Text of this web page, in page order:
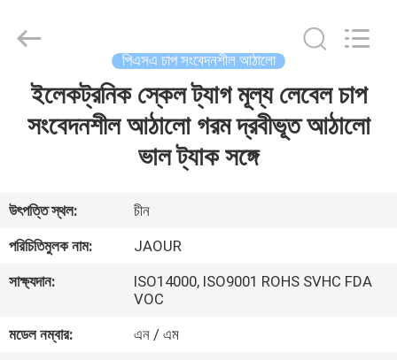
বাড়ি
আমাদের
সম্পর্কে
কারখানা
ভ্রমণ
Adhesive
Products
Reserved.
পিএসএ চাপ সংবেদনশীল আঠালো
ইলেকট্রনিক স্কেল ট্যাগ মূল্য লেবেল চাপ
সংবেদনশীল আঠালো গরম দ্রবীভূত আঠালো
ভাল ট্যাক সঙ্গে
উৎপত্তি স্থল:
চীন
পরিচিতিমুলক নাম:
JAOUR
সাক্ষ্যদান:
ISO14000, ISO9001 ROHS SVHC FDA
VOC
মডেল নম্বার:
এন / এম